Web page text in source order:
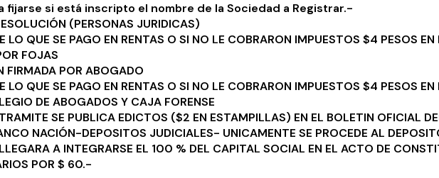
fijarse si está inscripto el nombre de la Sociedad a Registrar.-
(PERSONAS JURIDICAS)
LO QUE SE PAGO EN RENTAS O SI NO LE COBRARON IMPUESTOS $4 PESOS
FOJAS
FIRMADA POR ABOGADO
LO QUE SE PAGO EN RENTAS O SI NO LE COBRARON IMPUESTOS $4 PESOS
DE ABOGADOS Y CAJA FORENSE
SE PUBLICA EDICTOS ($2 EN ESTAMPILLAS) EN EL BOLETIN OFICIAL
NACIÓN-DEPOSITOS JUDICIALES- UNICAMENTE SE PROCEDE AL
A INTEGRARSE EL 100 % DEL CAPITAL SOCIAL EN EL ACTO DE
POR $ 60.-